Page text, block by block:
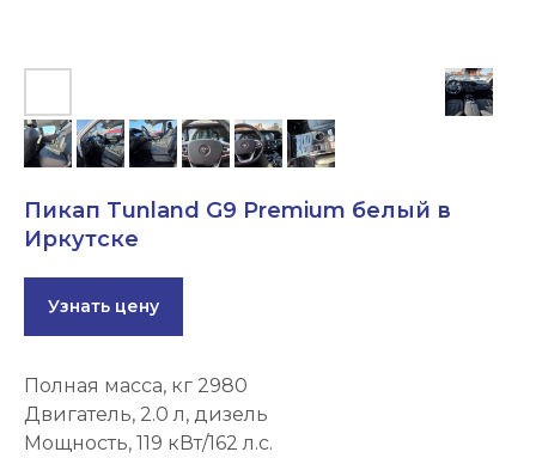
Пикап Tunland G9 Premium белый в
Иркутске
Узнать цену
Полная масса, кг 2980
Двигатель, 2.0 л, дизель
Мощность, 119 кВт/162 л.с.